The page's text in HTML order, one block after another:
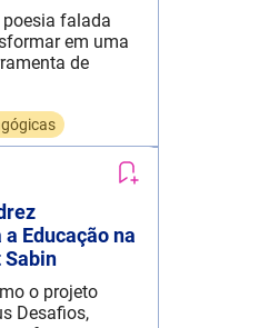
falada
em uma
de
Educação na
Sabin
o projeto
Desafios,